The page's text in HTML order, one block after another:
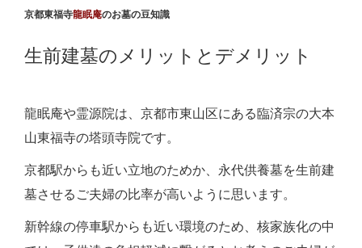
京都東福寺龍眠庵のお墓の豆知識
生前建墓のメリットとデメリット
龍眠庵や霊源院は、京都市東山区にある臨済宗の大本
山東福寺の塔頭寺院です。
京都駅からも近い立地のためか、永代供養墓を生前建
墓させるご夫婦の比率が高いように思います。
新幹線の停車駅からも近い環境のため、核家族化の中